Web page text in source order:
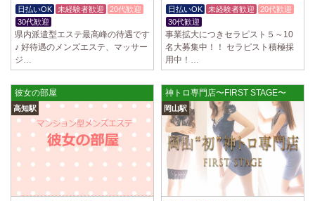
日払いOK 未経験者歓迎
20代歓迎
30代歓迎
県内派遣型エステ最高峰の待遇です
♪ 好待遇のメンズエステ、マッサー
ジ…
日払いOK 未経験者歓迎
20代歓迎
30代歓迎
事業拡大につきセラピスト５～10
名大募集中！！ セラピスト積極採
用中！…
彼女の部屋
高知駅
神トロ専門店〜FIRST STAGE〜
岡山駅